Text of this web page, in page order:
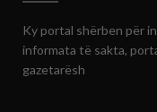
Ky portal shërben për
informata të sakta,
gazetarësh